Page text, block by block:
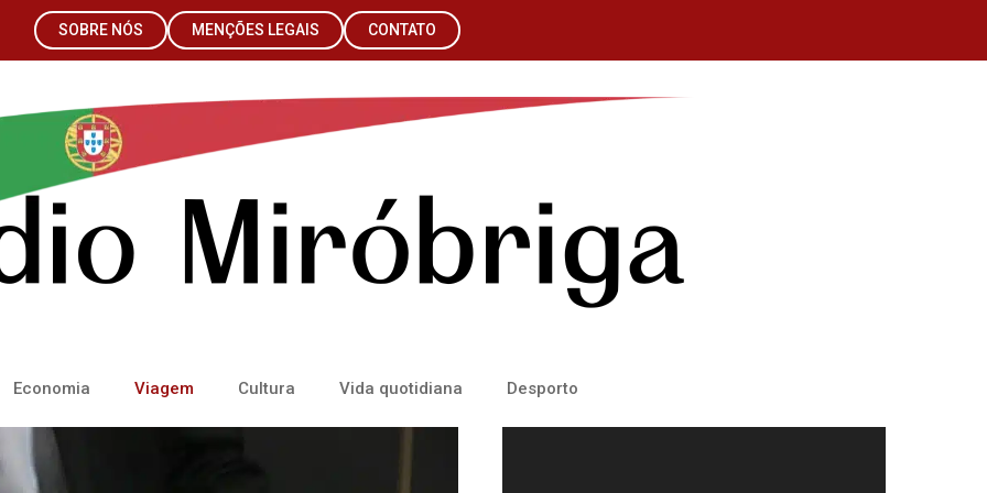
SOBRE NÓS MENÇÕES LEGAIS CONTATO
Economia Viagem Cultura Vida quotidiana Desporto